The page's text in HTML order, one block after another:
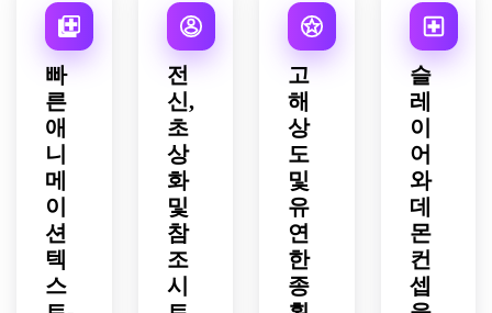
타일
의 가
타나,
흐르
는 망
토,
날카
로운
눈,
바람
이 휩
쓸리
는 레
이어
는 깔
끔한
조각
지면
효과,
시네
마틱
스파
크,
극적
인 블
루-오
렌지
조명,
고임
빠
른
애
니
메
이
션
텍
스
전
신,
초
상
화
및
참
조
시
고
해
상
도
및
유
연
한
종
슬
레
이
어
와
데
몬
컨
셉